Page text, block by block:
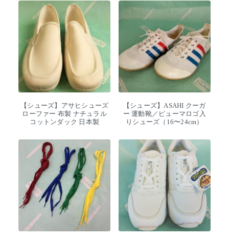
【シューズ】アサヒシューズ
ローファー 布製 ナチュラル
コットンダック 日本製
【シューズ】ASAHI クーガ
ー 運動靴／ピューマロゴ入
りシューズ（16〜24cm）